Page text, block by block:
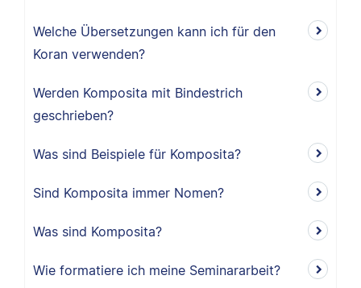
Welche Übersetzungen kann ich für den
Koran verwenden?
Werden Komposita mit Bindestrich
geschrieben?
Was sind Beispiele für Komposita?
Sind Komposita immer Nomen?
Was sind Komposita?
Wie formatiere ich meine Seminararbeit?